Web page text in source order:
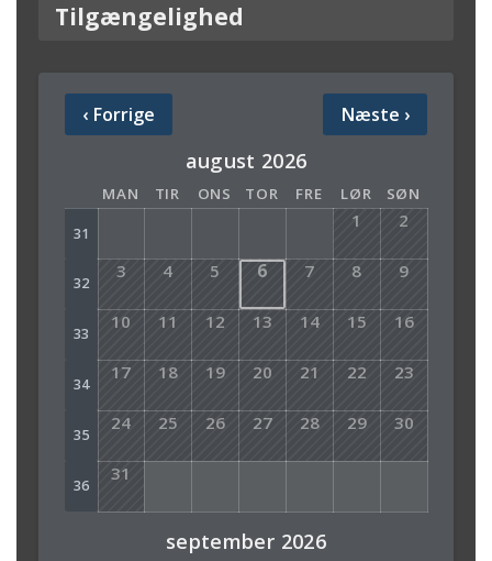
Tilgængelighed
‹Forrige Næste ›
august 2026
MAN TIR ONS TOR FRE LØR SØN
31
1 2
32
3 4 5 6 7 8 9
33
10 11 12 13 14 15 16
34
17 18 19 20 21 22 23
35
24 25 26 27 28 29 30
36
31
september 2026